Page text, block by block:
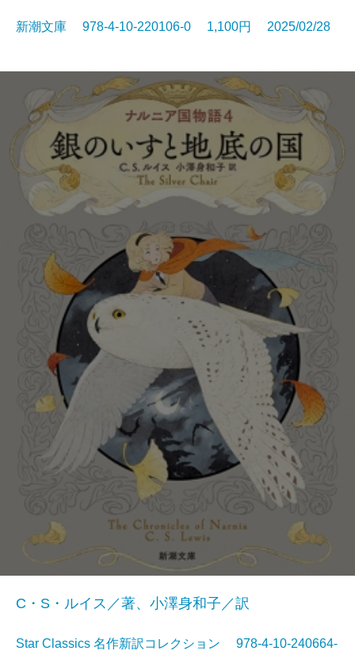
新潮文庫 978-4-10-220106-0 1,100円 2025/02/28
C・S・ルイス／著、小澤身和子／訳
Star Classics 名作新訳コレクション 978-4-10-240664-